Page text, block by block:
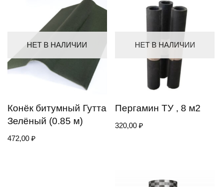
НЕТ В НАЛИЧИИ
Конёк битумный Гутта
Зелёный (0.85 м)
472,00 ₽
НЕТ В НАЛИЧИИ
Пергамин ТУ , 8 м2
320,00₽